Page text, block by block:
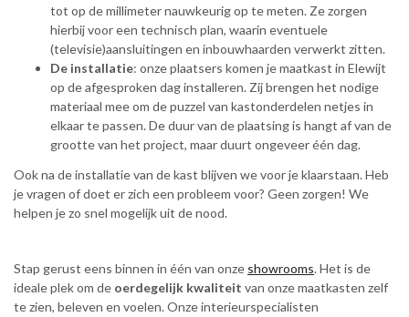
tot op de millimeter nauwkeurig op te meten. Ze zorgen
hierbij voor een technisch plan, waarin eventuele
(televisie)aansluitingen en inbouwhaarden verwerkt zitten.
De installatie: onze plaatsers komen je maatkast in Elewijt
op de afgesproken dag installeren. Zij brengen het nodige
materiaal mee om de puzzel van kastonderdelen netjes in
elkaar te passen. De duur van de plaatsing is hangt af van de
grootte van het project, maar duurt ongeveer één dag.
Ook na de installatie van de kast blijven we voor je klaarstaan. Heb
je vragen of doet er zich een probleem voor? Geen zorgen! We
helpen je zo snel mogelijk uit de nood.
Stap gerust eens binnen in één van onze showrooms. Het is de
ideale plek om de oerdegelijk kwaliteit van onze maatkasten zelf
te zien, beleven en voelen. Onze interieurspecialisten